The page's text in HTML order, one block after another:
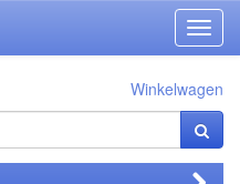
Winkelwagen